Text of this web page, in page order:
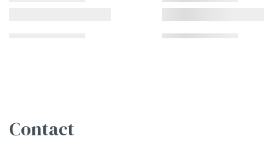
Contact